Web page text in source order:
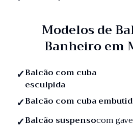
Modelos de
Banheiro em
Balcão com cuba
esculpida
Balcão com cuba
Balcão suspensocom